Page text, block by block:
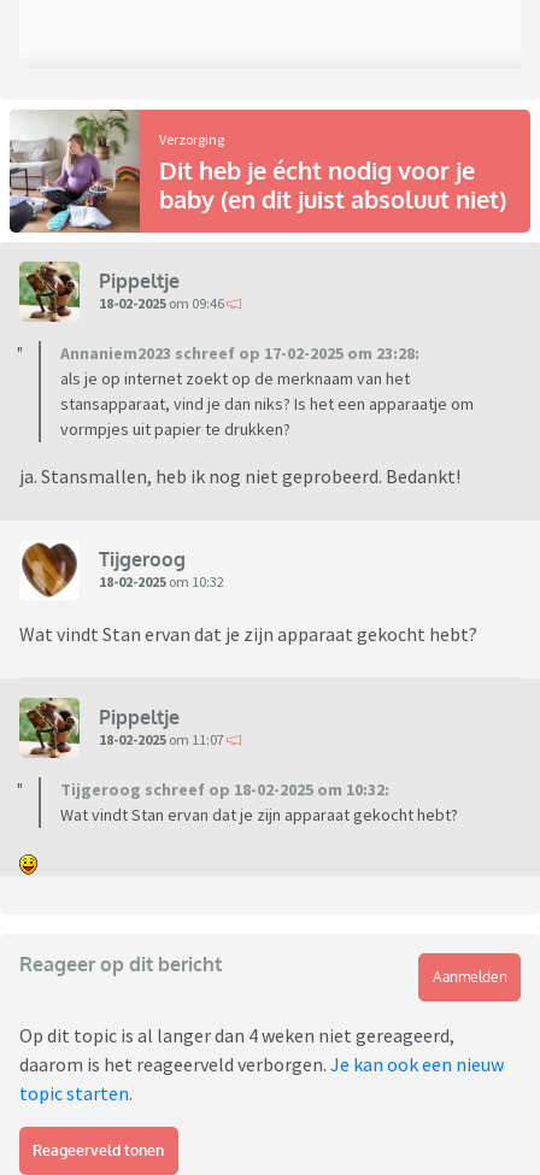
Verzorging
Dit heb je écht nodig voor je
baby (en dit juist absoluut niet)
Pippeltje
18-02-2025 om 09:46
Annaniem2023 schreef op 17-02-2025 om 23:28:
als je op internet zoekt op de merknaam van het
stansapparaat, vind je dan niks? Is het een apparaatje om
vormpjes uit papier te drukken?
ja. Stansmallen, heb ik nog niet geprobeerd. Bedankt!
Tijgeroog
18-02-2025 om 10:32
Wat vindt Stan ervan dat je zijn apparaat gekocht hebt?
Pippeltje
18-02-2025 om 11:07
Tijgeroog schreef op 18-02-2025 om 10:32:
Wat vindt Stan ervan dat je zijn apparaat gekocht hebt?
Reageer op dit bericht
Aanmelden
Op dit topic is al langer dan 4 weken niet gereageerd,
daarom is het reageerveld verborgen. Je kan ook een nieuw
topic starten.
Reageerveld tonen